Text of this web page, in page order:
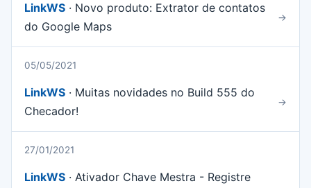
LinkWS · Novo produto: Extrator de contatos
do Google Maps
→
05/05/2021
LinkWS · Muitas novidades no Build 555 do
Checador!
→
27/01/2021
LinkWS · Ativador Chave Mestra - Registre